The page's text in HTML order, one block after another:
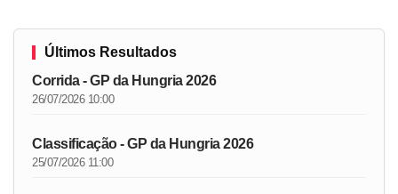
Últimos Resultados
Corrida - GP da Hungria 2026
26/07/2026 10:00
Classificação - GP da Hungria 2026
25/07/2026 11:00